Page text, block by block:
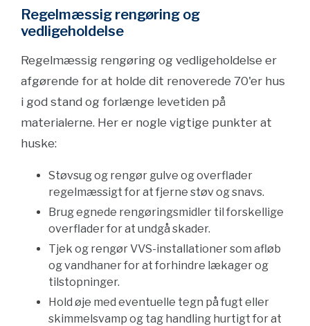
Regelmæssig rengøring og
vedligeholdelse
Regelmæssig rengøring og vedligeholdelse er
afgørende for at holde dit renoverede 70'er hus
i god stand og forlænge levetiden på
materialerne. Her er nogle vigtige punkter at
huske:
Støvsug og rengør gulve og overflader
regelmæssigt for at fjerne støv og snavs.
Brug egnede rengøringsmidler til forskellige
overflader for at undgå skader.
Tjek og rengør VVS-installationer som afløb
og vandhaner for at forhindre lækager og
tilstopninger.
Hold øje med eventuelle tegn på fugt eller
skimmelsvamp og tag handling hurtigt for at